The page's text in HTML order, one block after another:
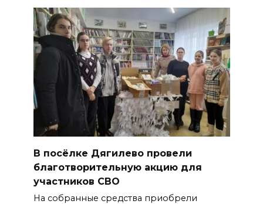
В посёлке Дягилево провели
благотворительную акцию для
участников СВО
На собранные средства приобрели